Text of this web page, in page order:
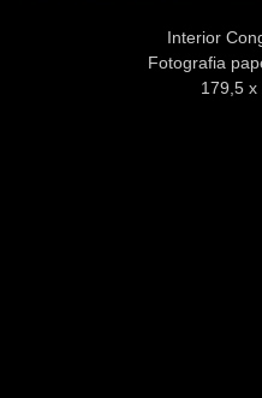
Interior
Fotografia
179,5 x